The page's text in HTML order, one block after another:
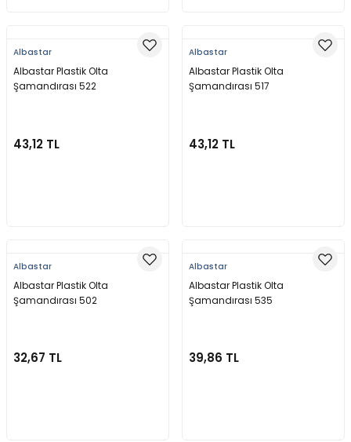
Albastar
Albastar Plastik Olta
Şamandırası 522
43,12 TL
Albastar
Albastar Plastik Olta
Şamandırası 517
43,12 TL
Albastar
Albastar Plastik Olta
Şamandırası 502
32,67 TL
Albastar
Albastar Plastik Olta
Şamandırası 535
39,86 TL